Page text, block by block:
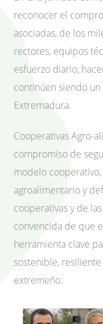
reconocer el
asociadas, de los
rectores, equipos
esfuerzo diario,
continúen siendo
Extremadura.
Cooperativas Agro-
compromiso de
modelo
agroalimentario y
cooperativas y de
convencida de que
herramienta clave
sostenible,
extremeño.